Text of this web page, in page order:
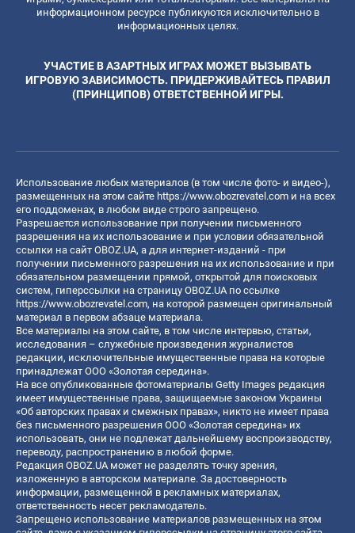
информационном ресурсе публикуются исключительно в
информационных целях.
УЧАСТИЕ В АЗАРТНЫХ ИГРАХ МОЖЕТ ВЫЗЫВАТЬ
ИГРОВУЮ ЗАВИСИМОСТЬ. ПРИДЕРЖИВАЙТЕСЬ ПРАВИЛ
(ПРИНЦИПОВ) ОТВЕТСТВЕННОЙ ИГРЫ.
Использование любых материалов (в том числе фото- и видео-),
размещенных на этом сайте https://www.obozrevatel.com и на всех
его поддоменах, в любом виде строго запрещено.
Разрешается использование при получении письменного
разрешения на их использование и при условии обязательной
ссылки на сайт OBOZ.UA, а для интернет-изданий - при
получении письменного разрешения на их использование и при
обязательном размещении прямой, открытой для поисковых
систем, гиперссылки на страницу OBOZ.UA по ссылке
https://www.obozrevatel.com, на которой размещен оригинальный
материал в первом абзаце материала.
Все материалы на этом сайте, в том числе интервью, статьи,
исследования – служебные произведения журналистов
редакции, исключительные имущественные права на которые
принадлежат ООО «Золотая середина».
На все опубликованные фотоматериалы Getty Images редакция
имеет имущественные права, защищаемые законом Украины
«Об авторских правах и смежных правах», никто не имеет права
без письменного разрешения ООО «Золотая середина» их
использовать, они не подлежат дальнейшему воспроизводству,
переводу, распространению в любой форме.
Редакция OBOZ.UA может не разделять точку зрения,
изложенную в авторском материале. За достоверность
информации, размещенной в рекламных материалах,
ответственность несет рекламодатель.
Запрещено использование материалов размещенных на этом